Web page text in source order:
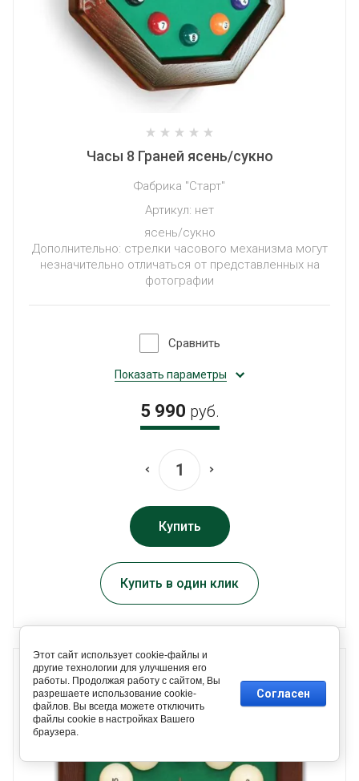
Часы 8 Граней ясень/сукно
Фабрика "Старт"
Артикул: нет
ясень/сукно
Дополнительно: стрелки часового механизма могут
незначительно отличаться от представленных на
фотографии
Сравнить
Показать параметры
5 990 руб.
Купить
Купить в один клик
Этот сайт использует cookie-файлы и
другие технологии для улучшения его
работы. Продолжая работу с сайтом, Вы
разрешаете использование cookie-
файлов. Вы всегда можете отключить
файлы cookie в настройках Вашего
браузера.
Согласен